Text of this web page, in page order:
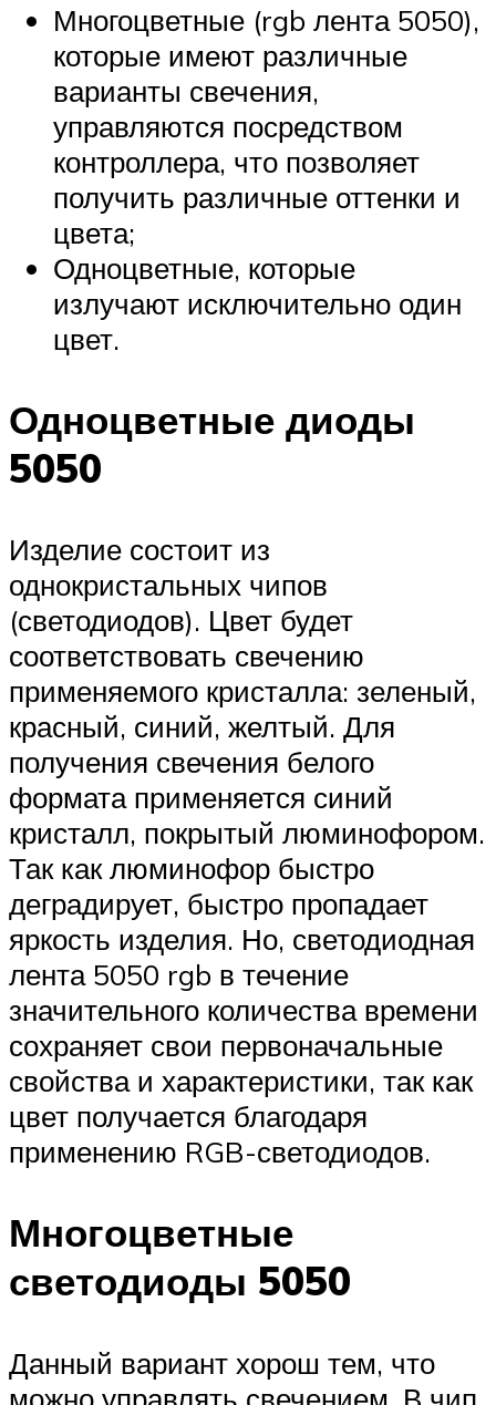
Многоцветные (rgb лента 5050),
которые имеют различные
варианты свечения,
управляются посредством
контроллера, что позволяет
получить различные оттенки и
цвета;
Одноцветные, которые
излучают исключительно один
цвет.
Одноцветные диоды
5050
Изделие состоит из
однокристальных чипов
(светодиодов). Цвет будет
соответствовать свечению
применяемого кристалла: зеленый,
красный, синий, желтый. Для
получения свечения белого
формата применяется синий
кристалл, покрытый люминофором.
Так как люминофор быстро
деградирует, быстро пропадает
яркость изделия. Но, светодиодная
лента 5050 rgb в течение
значительного количества времени
сохраняет свои первоначальные
свойства и характеристики, так как
цвет получается благодаря
применению RGB-светодиодов.
Многоцветные
светодиоды 5050
Данный вариант хорош тем, что
можно управлять свечением. В чип